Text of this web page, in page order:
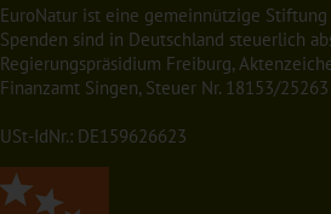
EuroNatur ist eine gemeinnützige Stiftung
Spenden sind in Deutschland steuerlich
Regierungspräsidium Freiburg,
Finanzamt Singen, Steuer Nr. 18153/25263
USt-IdNr.: DE159626623